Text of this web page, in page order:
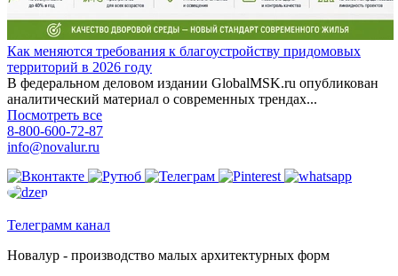
Как меняются требования к благоустройству придомовых
территорий в 2026 году
В федеральном деловом издании GlobalMSK.ru опубликован
аналитический материал о современных трендах...
Посмотреть все
8-800-600-72-87
info@novalur.ru
Телеграмм канал
Новалур - производство малых архитектурных форм